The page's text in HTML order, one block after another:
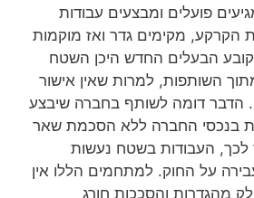
פועלים ומבצעים עבודות
הקרקע, מקימים גדר ואז מוקמות
הבעלים החדש היכן השטח
השותפות, למרות שאין אישור
הדבר דומה לשותף בחברה שיבצע
בנכסי החברה ללא הסכמת שאר
לכך, העבודות בשטח נעשות
על החוק. למתחמים הללו אין
מהגדרות והסככות חורג